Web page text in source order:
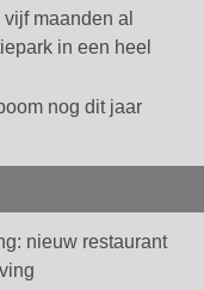
maanden al
in een heel
nog dit jaar
nieuw restaurant